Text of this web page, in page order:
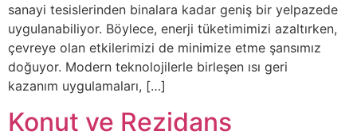
sanayi tesislerinden binalara kadar geniş bir yelpazede
uygulanabiliyor. Böylece, enerji tüketimimizi azaltırken,
çevreye olan etkilerimizi de minimize etme şansımız
doğuyor. Modern teknolojilerle birleşen ısı geri
kazanım uygulamaları, […]
Konut ve Rezidans